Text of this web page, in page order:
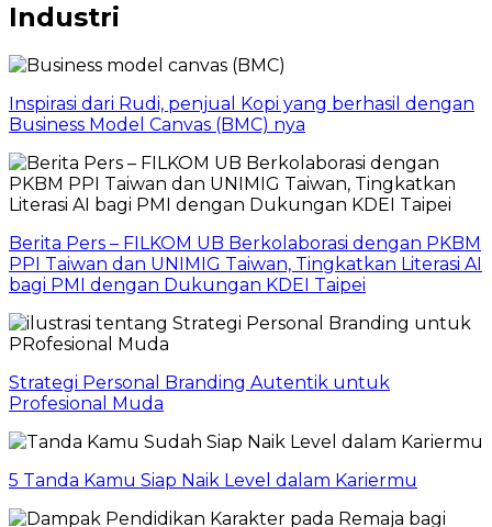
Industri
Inspirasi dari Rudi, penjual Kopi yang berhasil dengan
Business Model Canvas (BMC) nya
Berita Pers – FILKOM UB Berkolaborasi dengan PKBM
PPI Taiwan dan UNIMIG Taiwan, Tingkatkan Literasi AI
bagi PMI dengan Dukungan KDEI Taipei
Strategi Personal Branding Autentik untuk
Profesional Muda
5 Tanda Kamu Siap Naik Level dalam Kariermu